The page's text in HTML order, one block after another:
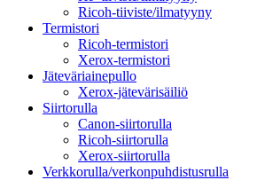
Ricoh-tiiviste/ilmatyyny
Termistori
Ricoh-termistori
Xerox-termistori
Jäteväriainepullo
Xerox-jätevärisäiliö
Siirtorulla
Canon-siirtorulla
Ricoh-siirtorulla
Xerox-siirtorulla
Verkkorulla/verkonpuhdistusrulla